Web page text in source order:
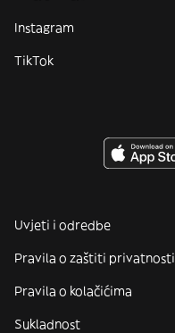
Instagram
TikTok
Uvjeti i odredbe
Pravila o zaštiti privatnosti
Pravila o kolačićima
Sukladnost